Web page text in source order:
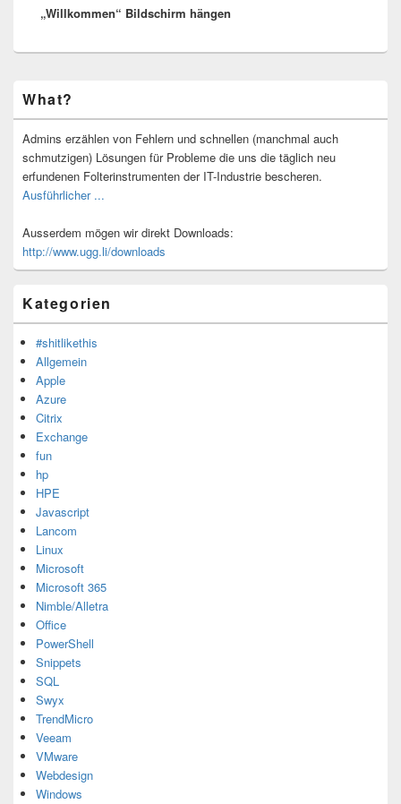
„Willkommen“ Bildschirm hängen
Seitenleisten-
Widgetbereich
What?
Admins erzählen von Fehlern und schnellen (manchmal auch
schmutzigen) Lösungen für Probleme die uns die täglich neu
erfundenen Folterinstrumenten der IT-Industrie bescheren.
Ausführlicher ...
Ausserdem mögen wir direkt Downloads:
http://www.ugg.li/downloads
Kategorien
#shitlikethis
Allgemein
Apple
Azure
Citrix
Exchange
fun
hp
HPE
Javascript
Lancom
Linux
Microsoft
Microsoft 365
Nimble/Alletra
Office
PowerShell
Snippets
SQL
Swyx
TrendMicro
Veeam
VMware
Webdesign
Windows